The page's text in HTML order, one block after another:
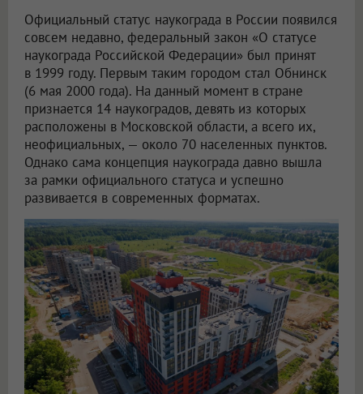
Официальный статус наукограда в России появился
совсем недавно, федеральный закон «О статусе
наукограда Российской Федерации» был принят
в 1999 году. Первым таким городом стал Обнинск
(6 мая 2000 года). На данный момент в стране
признается 14 наукоградов, девять из которых
расположены в Московской области, а всего их,
неофициальных, — около 70 населенных пунктов.
Однако сама концепция наукограда давно вышла
за рамки официального статуса и успешно
развивается в современных форматах.